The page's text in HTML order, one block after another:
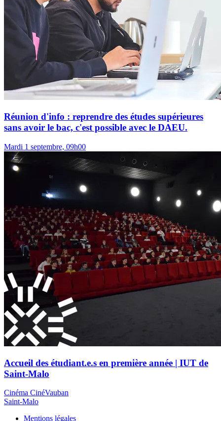
Réunion d'info : reprendre des études supérieures
sans avoir le bac, c'est possible avec le DAEU.
Mardi 1 septembre, 09h00
Accueil des étudiant.e.s en première année | IUT de
Saint-Malo
Cinéma CinéVauban
Saint-Malo
Mentions légales